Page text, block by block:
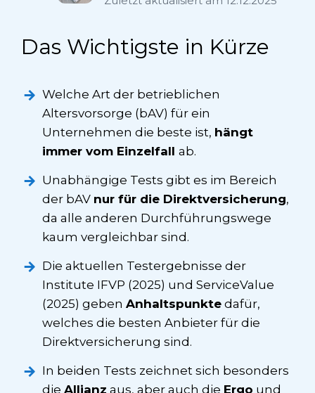
Das Wichtigste in Kürze
Welche Art der betrieblichen
Altersvorsorge (bAV) für ein
Unternehmen die beste ist, hängt
immer vom Einzelfall ab.
Unabhängige Tests gibt es im Bereich
der bAV nur für die Direkt­versicherung,
da alle anderen Durchführungswege
kaum vergleichbar sind.
Die aktuellen Testergebnisse der
Institute IFVP (2025) und ServiceValue
(2025) geben Anhaltspunkte dafür,
welches die besten Anbieter für die
Direkt­versicherung sind.
In beiden Tests zeichnet sich besonders
die Allianz aus, aber auch die Ergo und